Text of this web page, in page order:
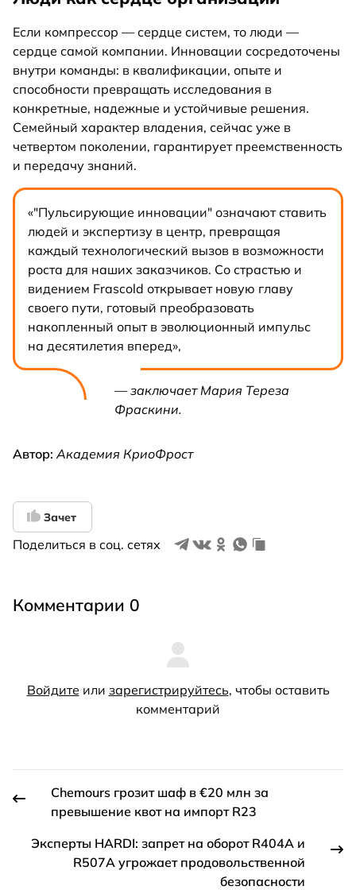
Если компрессор — сердце систем, то люди —
сердце самой компании. Инновации сосредоточены
внутри команды: в квалификации, опыте и
способности превращать исследования в
конкретные, надежные и устойчивые решения.
Семейный характер владения, сейчас уже в
четвертом поколении, гарантирует преемственность
и передачу знаний.
«"Пульсирующие инновации" означают ставить
людей и экспертизу в центр, превращая
каждый технологический вызов в возможности
роста для наших заказчиков. Со страстью и
видением Frascold открывает новую главу
своего пути, готовый преобразовать
накопленный опыт в эволюционный импульс
на десятилетия вперед»,
— заключает Мария Тереза
Фраскини.
Автор: Академия КриоФрост
Зачет
Поделиться в соц. сетях
Комментарии 0
Войдите или зарегистрируйтесь, чтобы оставить
комментарий
Chemours грозит шаф в €20 млн за
превышение квот на импорт R23
Эксперты HARDI: запрет на оборот R404A и
R507A угрожает продовольственной
безопасности